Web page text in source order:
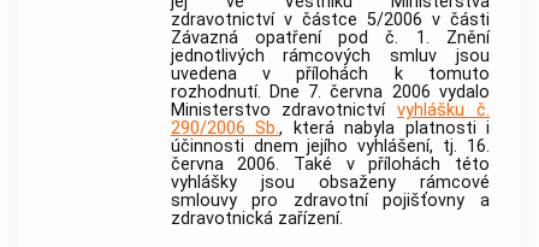
zdravotnictví v částce 5/2006 v části
Závazná opatření pod č. 1. Znění
jednotlivých rámcových smluv jsou
uvedena v přílohách k tomuto
rozhodnutí. Dne 7. června 2006 vydalo
Ministerstvo zdravotnictvívyhlášku č.
290/2006 Sb., která nabyla platnosti i
účinnosti dnem jejího vyhlášení, tj. 16.
června 2006. Také v přílohách této
vyhlášky jsou obsaženy rámcové
smlouvy pro zdravotní pojišťovny a
zdravotnická zařízení.